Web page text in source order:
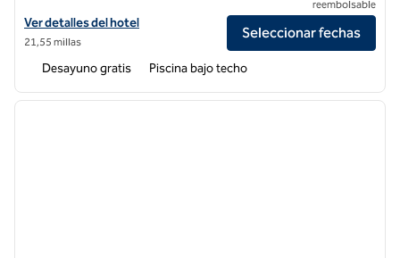
Ver detalles del hotel Embassy Suites by Hilton Jacksonville
Ver detalles del hotel
21,55 millas
reembolsable
Seleccionar fechas
Desayuno gratis Piscina bajo techo
1 de 12